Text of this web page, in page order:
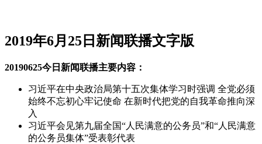
2019年6月25日新闻联播文字版
20190625今日新闻联播主要内容：
习近平在中央政治局第十五次集体学习时强调 全党必须
始终不忘初心牢记使命 在新时代把党的自我革命推向深
入
习近平会见第九届全国“人民满意的公务员”和“人民满意
的公务员集体”受表彰代表